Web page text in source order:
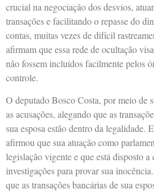
crucial na negociação dos desvios,
transações e facilitando o repasse do
contas, muitas vezes de difícil
afirmam que essa rede de ocultação
não fossem incluídos facilmente pelos
controle.
O deputado Bosco Costa, por meio de
as acusações, alegando que as
sua esposa estão dentro da legalidade.
afirmou que sua atuação como
legislação vigente e que está disposto a
investigações para provar sua
que as transações bancárias de sua